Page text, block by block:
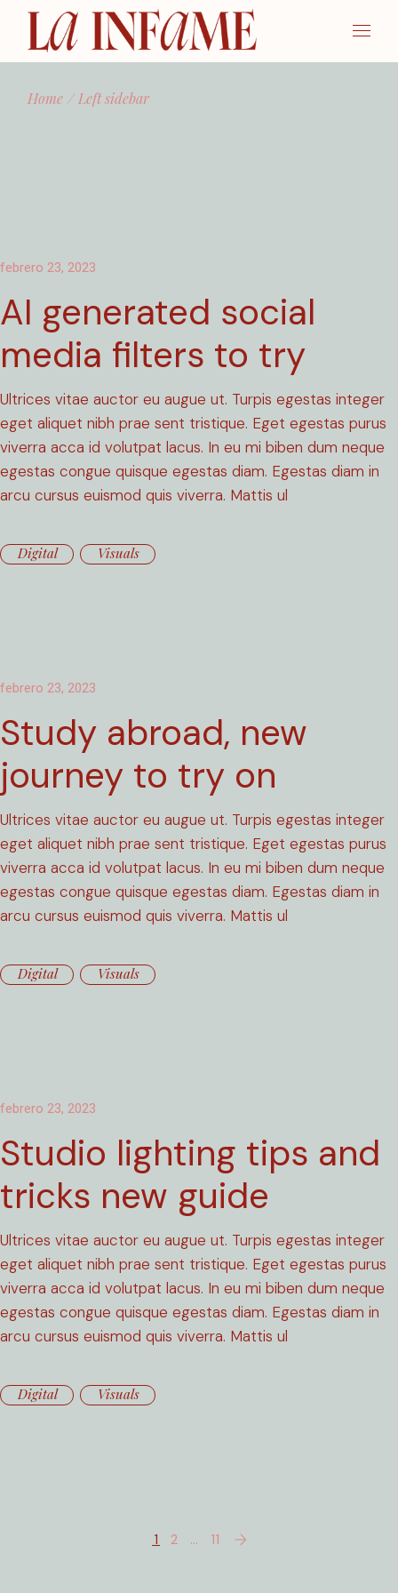
Home Left sidebar
febrero 23, 2023
AI generated social
media filters to try
Ultrices vitae auctor eu augue ut. Turpis egestas integer
eget aliquet nibh prae sent tristique. Eget egestas purus
viverra acca id volutpat lacus. In eu mi biben dum neque
egestas congue quisque egestas diam. Egestas diam in
arcu cursus euismod quis viverra. Mattis ul
Digital Visuals
febrero 23, 2023
Study abroad, new
journey to try on
Ultrices vitae auctor eu augue ut. Turpis egestas integer
eget aliquet nibh prae sent tristique. Eget egestas purus
viverra acca id volutpat lacus. In eu mi biben dum neque
egestas congue quisque egestas diam. Egestas diam in
arcu cursus euismod quis viverra. Mattis ul
Digital Visuals
febrero 23, 2023
Studio lighting tips and
tricks new guide
Ultrices vitae auctor eu augue ut. Turpis egestas integer
eget aliquet nibh prae sent tristique. Eget egestas purus
viverra acca id volutpat lacus. In eu mi biben dum neque
egestas congue quisque egestas diam. Egestas diam in
arcu cursus euismod quis viverra. Mattis ul
Digital Visuals
1 2 … 11